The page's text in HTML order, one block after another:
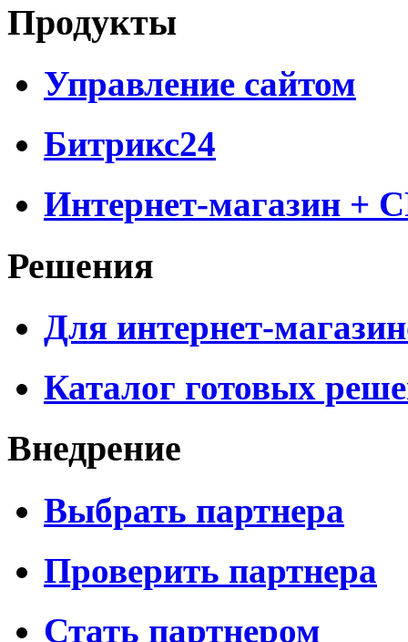
Продукты
Управление сайтом
Битрикс24
Интернет-магазин +
Решения
Для интернет-
Каталог готовых
Внедрение
Выбрать партнера
Проверить партнера
Стать партнером